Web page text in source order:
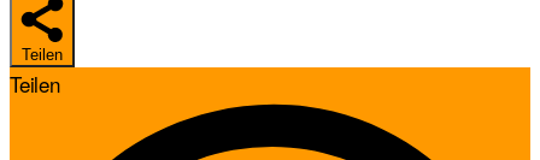
Teilen
Teilen